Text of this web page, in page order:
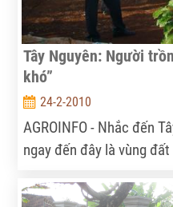
Tây Nguyên: Người
khó”
24-2-2010
AGROINFO - Nhắc đến
ngay đến đây là vùng
tế từ việc chuyên canh